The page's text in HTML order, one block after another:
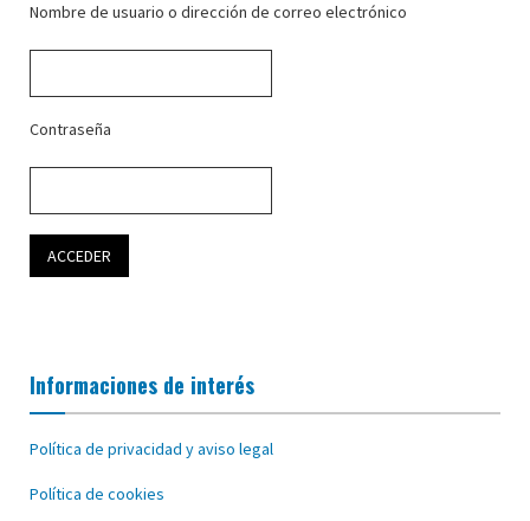
Nombre de usuario o dirección de correo electrónico
Contraseña
Informaciones de interés
Política de privacidad y aviso legal
Política de cookies